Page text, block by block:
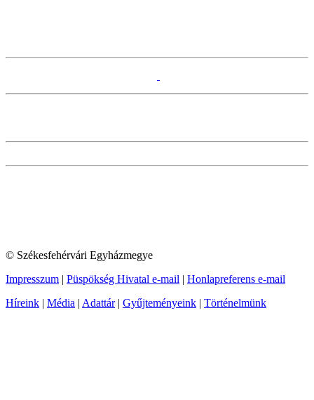
© Székesfehérvári Egyházmegye
Impresszum | Püspökség Hivatal e-mail | Honlapreferens e-mail
Híreink | Média | Adattár| Gyűjteményeink | Történelmünk